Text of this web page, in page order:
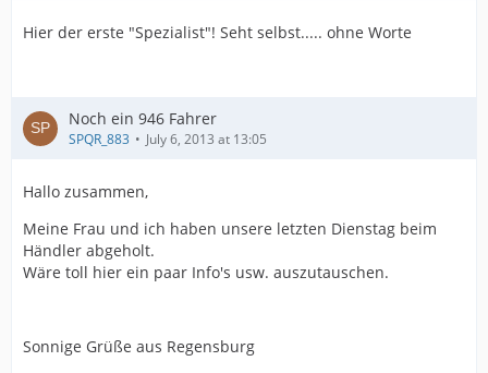
Hier der erste "Spezialist"! Seht selbst..... ohne Worte
Noch ein 946 Fahrer
SPQR_883 July 6, 2013 at 13:05
Hallo zusammen,
Meine Frau und ich haben unsere letzten Dienstag beim
Händler abgeholt.
Wäre toll hier ein paar Info's usw. auszutauschen.
Sonnige Grüße aus Regensburg